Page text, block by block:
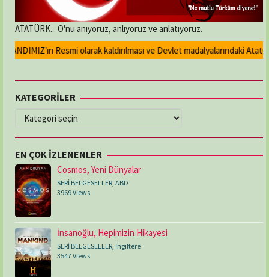
ATATÜRK... O'nu anıyoruz, anlıyoruz ve anlatıyoruz.
Resmi olarak kaldırılması ve Devlet madalyalarındaki Atatürk
KATEGORİLER
KATEGORİLER
EN ÇOK İZLENENLER
Cosmos, Yeni Dünyalar
SERİ BELGESELLER, ABD
3969 Views
İnsanoğlu, Hepimizin Hikayesi
SERİ BELGESELLER, İngiltere
3547 Views